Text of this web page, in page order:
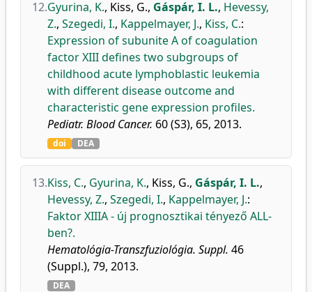
12.Gyurina, K., Kiss, G., Gáspár, I. L., Hevessy,
Z., Szegedi, I., Kappelmayer, J., Kiss, C.:
Expression of subunite A of coagulation
factor XIII defines two subgroups of
childhood acute lymphoblastic leukemia
with different disease outcome and
characteristic gene expression profiles.
Pediatr. Blood Cancer. 60 (S3), 65, 2013.
doi DEA
13.Kiss, C., Gyurina, K., Kiss, G., Gáspár, I. L.,
Hevessy, Z., Szegedi, I., Kappelmayer, J.:
Faktor XIIIA - új prognosztikai tényező ALL-
ben?.
Hematológia-Transzfuziológia. Suppl. 46
(Suppl.), 79, 2013.
DEA